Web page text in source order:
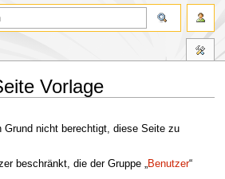
Vorlage
Grund nicht berechtigt, diese Seite zu
beschränkt, die der Gruppe „Benutzer“